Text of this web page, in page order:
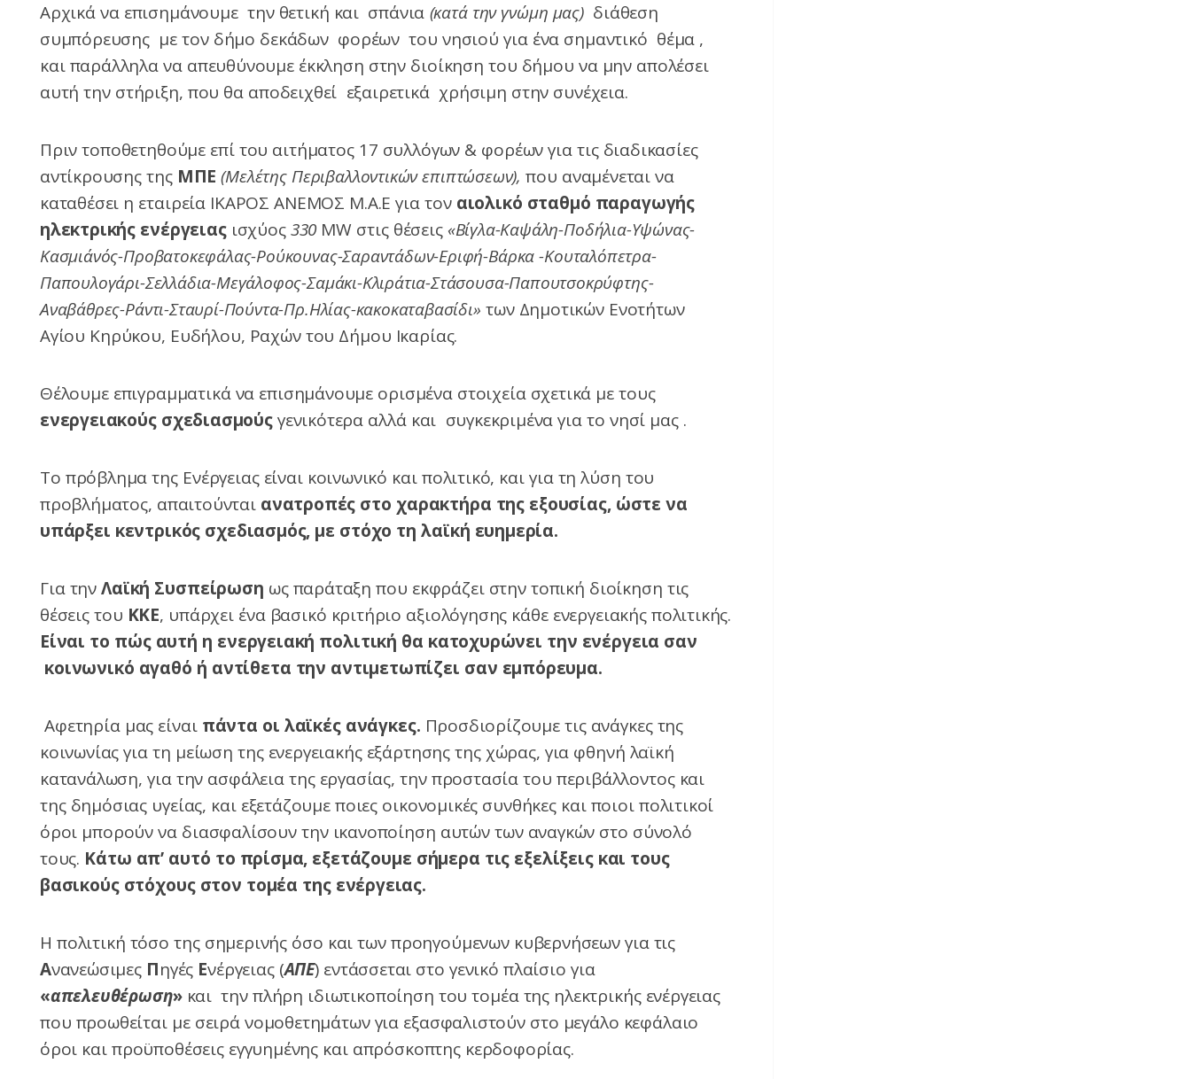
Αρχικά να επισημάνουμε την θετική και σπάνια (κατά την γνώμη μας)διάθεση
συμπόρευσης με τον δήμο δεκάδων φορέων του νησιού για ένα σημαντικό θέμα ,
και παράλληλα να απευθύνουμε έκκληση στην διοίκηση του δήμου να μην απολέσει
αυτή την στήριξη, που θα αποδειχθεί εξαιρετικά χρήσιμη στην συνέχεια.
Πριν τοποθετηθούμε επί του αιτήματος 17 συλλόγων & φορέων για τις διαδικασίες
αντίκρουσης της ΜΠΕ(Μελέτης Περιβαλλοντικών επιπτώσεων), που αναμένεται να
καταθέσει η εταιρεία ΙΚΑΡΟΣ ΑΝΕΜΟΣ Μ.Α.Ε για τον αιολικό σταθμό παραγωγής
ηλεκτρικής ενέργειαςισχύος330 MW στις θέσεις «Βίγλα-Καψάλη-Ποδήλια-Υψώνας-
Κασμιάνός-Προβατοκεφάλας-Ρούκουνας-Σαραντάδων-Εριφή-Βάρκα -Κουταλόπετρα-
Παπουλογάρι-Σελλάδια-Μεγάλοφος-Σαμάκι-Κλιράτια-Στάσουσα-Παπουτσοκρύφτης-
Αναβάθρες-Ράντι-Σταυρί-Πούντα-Πρ.Ηλίας-κακοκαταβασίδι» των Δημοτικών Ενοτήτων
Αγίου Κηρύκου, Ευδήλου, Ραχών του Δήμου Ικαρίας.
Θέλουμε επιγραμματικά να επισημάνουμε ορισμένα στοιχεία σχετικά με τους
ενεργειακούς σχεδιασμούςγενικότερα αλλά και συγκεκριμένα για το νησί μας .
Το πρόβλημα της Ενέργειας είναι κοινωνικό και πολιτικό, και για τη λύση του
προβλήματος, απαιτούνταιανατροπές στο χαρακτήρα της εξουσίας, ώστε να
υπάρξει κεντρικός σχεδιασμός, με στόχο τη λαϊκή ευημερία.
Για τηνΛαϊκή Συσπείρωση ως παράταξη που εκφράζει στην τοπική διοίκηση τις
θέσεις του ΚΚΕ, υπάρχει ένα βασικό κριτήριο αξιολόγησης κάθε ενεργειακής πολιτικής.
Είναι το πώς αυτή η ενεργειακή πολιτική θα κατοχυρώνει την ενέργεια σαν
κοινωνικό αγαθό ή αντίθετα την αντιμετωπίζει σαν εμπόρευμα.
Αφετηρία μας είναιπάντα οι λαϊκές ανάγκες. Προσδιορίζουμε τις ανάγκες της
κοινωνίας για τη μείωση της ενεργειακής εξάρτησης της χώρας, για φθηνή λαϊκή
κατανάλωση, για την ασφάλεια της εργασίας, την προστασία του περιβάλλοντος και
της δημόσιας υγείας, και εξετάζουμε ποιες οικονομικές συνθήκες και ποιοι πολιτικοί
όροι μπορούν να διασφαλίσουν την ικανοποίηση αυτών των αναγκών στο σύνολό
τους. Κάτω απ’ αυτό το πρίσμα, εξετάζουμε σήμερα τις εξελίξεις και τους
βασικούς στόχους στον τομέα της ενέργειας.
Η πολιτική τόσο της σημερινής όσο και των προηγούμενων κυβερνήσεων για τις
Ανανεώσιμες Πηγές Ενέργειας (ΑΠΕ) εντάσσεται στο γενικό πλαίσιο για
«απελευθέρωση»και την πλήρη ιδιωτικοποίηση του τομέα της ηλεκτρικής ενέργειας
που προωθείται με σειρά νομοθετημάτων για εξασφαλιστούν στο μεγάλο κεφάλαιο
όροι και προϋποθέσεις εγγυημένης και απρόσκοπτης κερδοφορίας.